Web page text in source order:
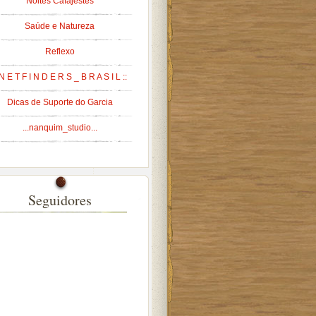
Saúde e Natureza
Reflexo
E T F I N D E R S _ B R A S I L ::
Dicas de Suporte do Garcia
...nanquim_studio...
Seguidores